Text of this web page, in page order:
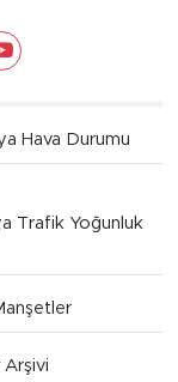
Hava Durumu
Trafik Yoğunluk
Arşivi